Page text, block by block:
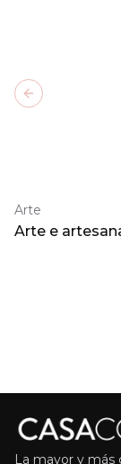
Arte
Arte e
Previous slide
La mayor y